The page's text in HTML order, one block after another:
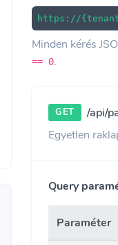
https://
Minden kérés
== 0.
GET
/api/
Egyetlen
Query
Paraméter